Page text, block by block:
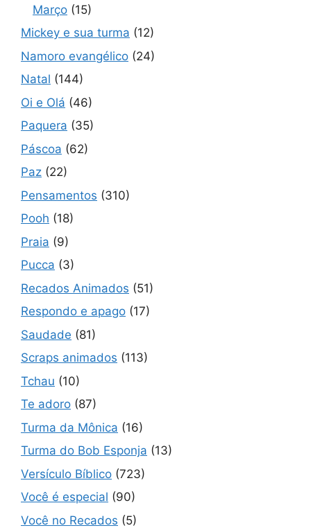
Março (15)
Mickey e sua turma (12)
Namoro evangélico (24)
Natal (144)
Oi e Olá (46)
Paquera (35)
Páscoa (62)
Paz (22)
Pensamentos (310)
Pooh (18)
Praia (9)
Pucca (3)
Recados Animados (51)
Respondo e apago (17)
Saudade (81)
Scraps animados (113)
Tchau (10)
Te adoro (87)
Turma da Mônica (16)
Turma do Bob Esponja (13)
Versículo Bíblico (723)
Você é especial (90)
Você no Recados (5)